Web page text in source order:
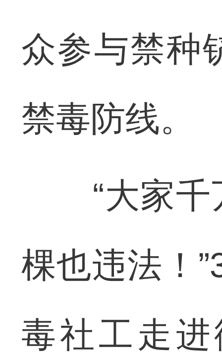
众参与禁种
禁毒防线。
“大家千
棵也违法！
毒社工走